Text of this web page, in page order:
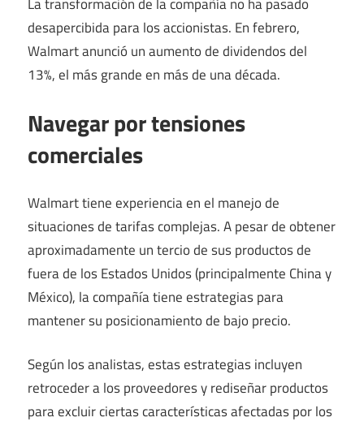
desapercibida para los accionistas. En febrero,
Walmart anunció un aumento de dividendos del
13%, el más grande en más de una década.
Navegar por tensiones
comerciales
Walmart tiene experiencia en el manejo de
situaciones de tarifas complejas. A pesar de obtener
aproximadamente un tercio de sus productos de
fuera de los Estados Unidos (principalmente China y
México), la compañía tiene estrategias para
mantener su posicionamiento de bajo precio.
Según los analistas, estas estrategias incluyen
retroceder a los proveedores y rediseñar productos
para excluir ciertas características afectadas por los